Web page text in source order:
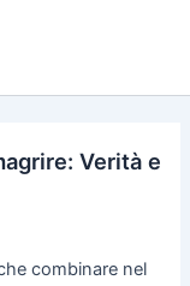
Verità e
combinare nel